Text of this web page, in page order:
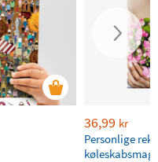
36,99 kr
Personlige